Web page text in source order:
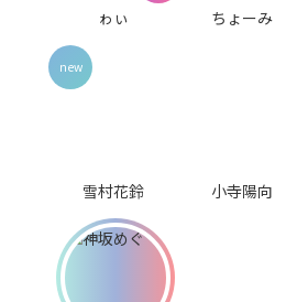
ゎぃ ちょーみ
雪村花鈴 小寺陽向